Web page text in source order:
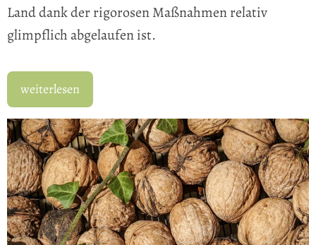
Land dank der rigorosen Maßnahmen relativ
glimpflich abgelaufen ist.
weiterlesen